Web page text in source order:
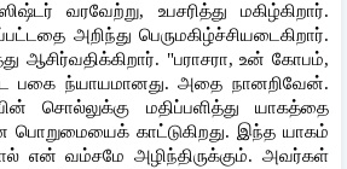
வரவேற்று, உபசரித்து மகிழ்கிறார்.
அறிந்து பெருமகிழ்ச்சியடைகிறார்.
ஆசிர்வதிக்கிறார். "பராசரா, உன் கோபம்,
பகை ந்யாயமானது. அதை நானறிவேன்.
சொல்லுக்கு மதிப்பளித்து யாகத்தை
பொறுமையைக் காட்டுகிறது. இந்த யாகம்
என் வம்சமே அழிந்திருக்கும். அவர்கள்